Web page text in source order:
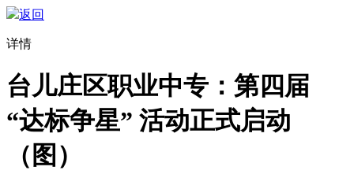
返回
详情
台儿庄区职业中专：第四届
“达标争星” 活动正式启动
（图）